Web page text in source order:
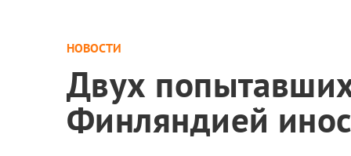
НОВОСТИ
Двух
Финляндией